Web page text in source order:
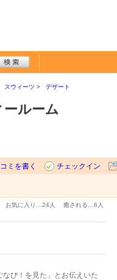
スウィーツ デザート
ルーム
ミを書く
チェックイン
お気に入り… 24人 癒される… 6人
び！を見た」とお伝えいた